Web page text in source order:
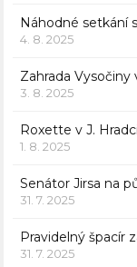
Náhodné setkání
4. 8. 2025
Zahrada Vysočiny
3. 8. 2025
Roxette v J. Hradci
1. 8. 2025
Senátor Jirsa na
31. 7. 2025
Pravidelný špacír
31. 7. 2025